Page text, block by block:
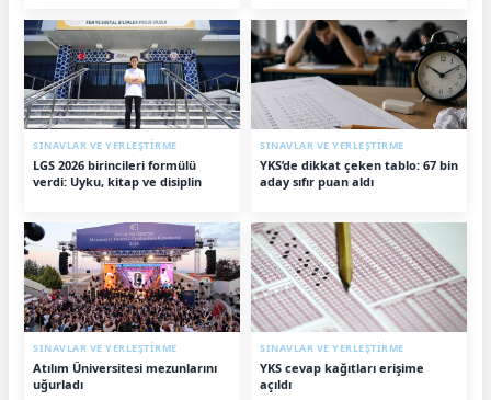
SINAVLAR VE YERLEŞTİRME
LGS 2026 birincileri formülü
verdi: Uyku, kitap ve disiplin
SINAVLAR VE YERLEŞTİRME
YKS’de dikkat çeken tablo: 67 bin
aday sıfır puan aldı
SINAVLAR VE YERLEŞTİRME
Atılım Üniversitesi mezunlarını
uğurladı
SINAVLAR VE YERLEŞTİRME
YKS cevap kağıtları erişime
açıldı